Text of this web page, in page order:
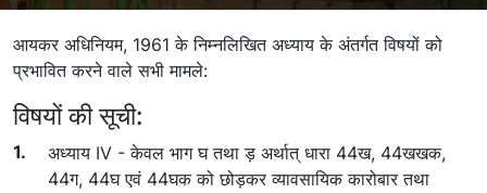
आयकर अधिनियम, 1961 के निम्नलिखित अध्याय के अंतर्गत विषयों को
प्रभावित करने वाले सभी मामले:
विषयों की सूची:
अध्याय IV - केवल भाग घ तथा ड़ अर्थात् धारा 44ख, 44खखक,
44ग, 44घ एवं 44घक को छोड़कर व्यावसायिक कारोबार तथा